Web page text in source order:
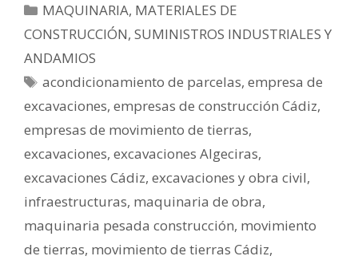
MAQUINARIA, MATERIALES DE
CONSTRUCCIÓN, SUMINISTROS INDUSTRIALES Y
ANDAMIOS
acondicionamiento de parcelas,empresa de
excavaciones, empresas de construcción Cádiz,
empresas de movimiento de tierras,
excavaciones, excavaciones Algeciras,
excavaciones Cádiz, excavaciones y obra civil,
infraestructuras, maquinaria de obra,
maquinaria pesada construcción, movimiento
de tierras, movimiento de tierras Cádiz,